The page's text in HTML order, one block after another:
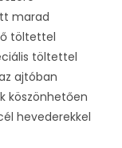
marad
töltettel
töltettel
ajtóban
köszönhetően
hevederekkel